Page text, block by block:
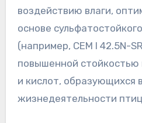
воздействию влаги,
основе
(например, CEM I 42.5N-
повышенной стойкостью
и кислот, образующихся
жизнедеятельности